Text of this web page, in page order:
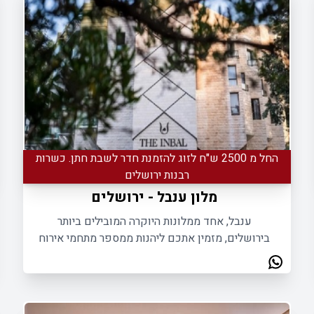
החל מ 2500 ש"ח לזוג להזמנת חדר לשבת חתן. כשרות
רבנות ירושלים
מלון ענבל - ירושלים
ענבל, אחד ממלונות היוקרה המובילים ביותר
בירושלים, מזמין אתכם ליהנות ממספר מתחמי אירוח